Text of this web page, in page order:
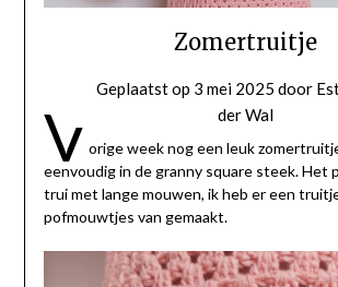
Zomertruitje
Geplaatst op 3 mei 2025 door
der Wal
V orige week nog een leuk
eenvoudig in de granny square steek. Het
trui met lange mouwen, ik heb er een
pofmouwtjes van gemaakt.